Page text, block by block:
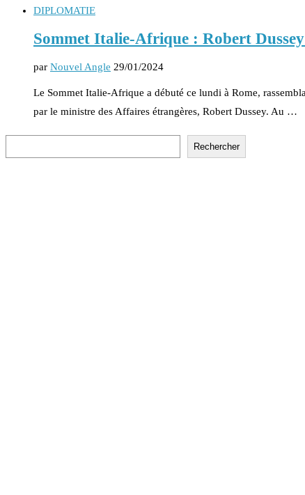
DIPLOMATIE
Sommet Italie-Afrique : Robert
par Nouvel Angle 29/01/2024
Le Sommet Italie-Afrique a débuté ce lundi à Rome,
par le ministre des Affaires étrangères, Robert Dussey. Au …
Rechercher
Rechercher